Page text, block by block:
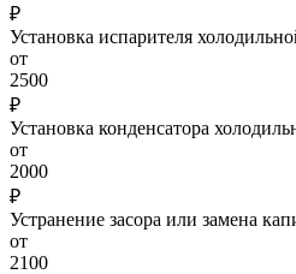
₽
Установка испарителя
от
2500
₽
Установка конденсатора
от
2000
₽
Устранение засора или замена
от
2100